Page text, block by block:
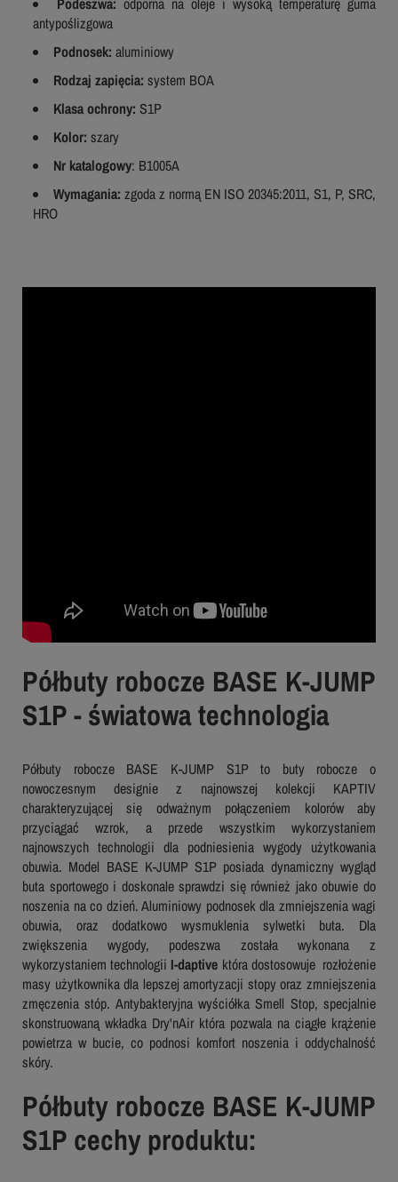
antypoślizgowa
Podnosek: aluminiowy
Rodzaj zapięcia: system BOA
Klasa ochrony: S1P
Kolor: szary
Nr katalogowy: B1005A
Wymagania: zgoda z normą EN ISO 20345:2011, S1, P, SRC,
HRO
Półbuty robocze BASE K-JUMP
S1P - światowa technologia
Półbuty robocze BASE K-JUMP S1P to buty robocze o
nowoczesnym designie z najnowszej kolekcji KAPTIV
charakteryzującej się odważnym połączeniem kolorów aby
przyciągać wzrok, a przede wszystkim wykorzystaniem
najnowszych technologii dla podniesienia wygody użytkowania
obuwia. Model BASE K-JUMP S1P posiada dynamiczny wygląd
buta sportowego i doskonale sprawdzi się również jako obuwie do
noszenia na co dzień. Aluminiowy podnosek dla zmniejszenia wagi
obuwia, oraz dodatkowo wysmuklenia sylwetki buta. Dla
zwiększenia wygody, podeszwa została wykonana z
wykorzystaniem technologii I-daptive która dostosowuje rozłożenie
masy użytkownika dla lepszej amortyzacji stopy oraz zmniejszenia
zmęczenia stóp. Antybakteryjna wyściółka Smell Stop, specjalnie
skonstruowaną wkładka Dry'nAir która pozwala na ciągłe krążenie
powietrza w bucie, co podnosi komfort noszenia i oddychalność
skóry.
Półbuty robocze BASE K-JUMP
S1P cechy produktu: